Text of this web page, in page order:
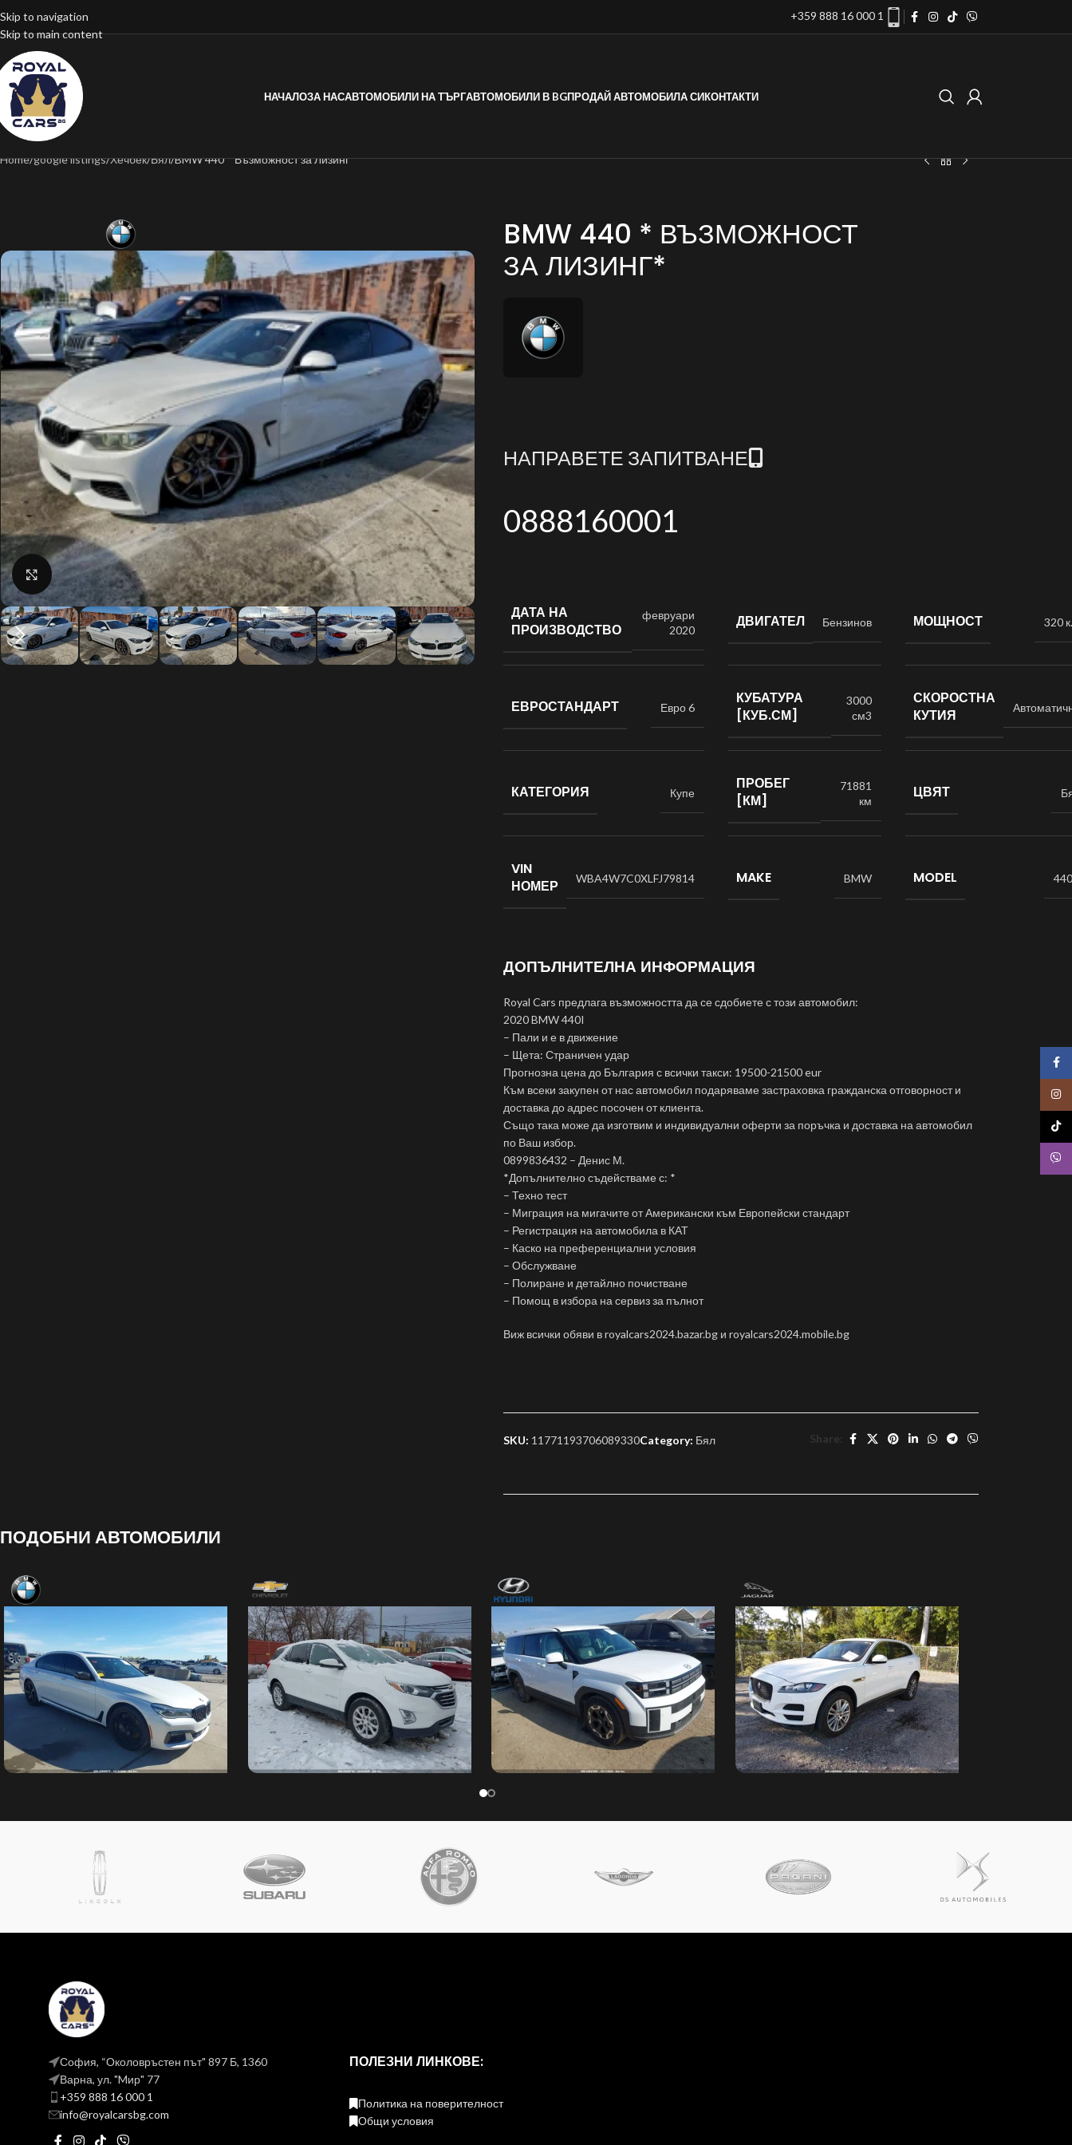
Skip to navigation
Skip to main content
+359 888 16 000 1
НАЧАЛОЗА НАСАВТОМОБИЛИ НА ТЪРГАВТОМОБИЛИ В BGПРОДАЙ АВТОМОБИЛА СИКОНТАКТИ
Home google listings Хечбек Бял BMW 440 * Възможност за Лизинг*
Click to enlarge
BMW 440 * ВЪЗМОЖНОСТ
ЗА ЛИЗИНГ*
НАПРАВЕТЕ ЗАПИТВАНЕ
0888160001
ДАТА НА
ПРОИЗВОДСТВО
февруари
2020
ДВИГАТЕЛ Бензинов МОЩНОСТ 320
ЕВРОСТАНДАРТ Евро 6
КУБАТУРА
[КУБ.СМ]
3000
см3
СКОРОСТНА
КУТИЯ
КАТЕГОРИЯ Купе
ПРОБЕГ
[КМ]
71881
км
ЦВЯТ
VIN
НОМЕР
WBA4W7C0XLFJ79814 MAKE BMW MODEL
ДОПЪЛНИТЕЛНА ИНФОРМАЦИЯ
Royal Cars предлага възможността да се сдобиете с този автомобил:
2020 BMW 440I
– Пали и е в движение
– Щета: Страничен удар
Прогнозна цена до България с всички такси: 19500-21500 eur
Към всеки закупен от нас автомобил подаряваме застраховка гражданска отговорност и
доставка до адрес посочен от клиента.
Също така може да изготвим и индивидуални оферти за поръчка и доставка на автомобил
по Ваш избор.
0899836432 – Денис М.
*Допълнително съдействаме с: *
– Техно тест
– Миграция на мигачите от Американски към Европейски стандарт
– Регистрация на автомобила в КАТ
– Каско на преференциални условия
– Обслужване
– Полиране и детайлно почистване
– Помощ в избора на сервиз за пълнот
Виж всички обяви в royalcars2024.bazar.bg и royalcars2024.mobile.bg
SKU: 11771193706089330Category: Бял Share:
ПОДОБНИ АВТОМОБИЛИ
София, “Околовръстен път" 897 Б, 1360
Варна, ул. "Mир" 77
+359 888 16 000 1
info@royalcarsbg.com
ПОЛЕЗНИ ЛИНКОВЕ:
Политика на поверителност
Общи условия
Viber